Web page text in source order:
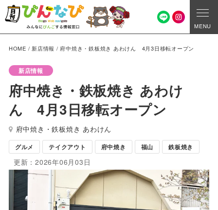
MENU
HOME / 新店情報 / 府中焼き・鉄板焼き あわけん 4月3日移転オープン
新店情報
府中焼き・鉄板焼き あわけ
ん 4月3日移転オープン
府中焼き・鉄板焼き あわけん
グルメ テイクアウト 府中焼き 福山 鉄板焼き
更新：2026年06月03日